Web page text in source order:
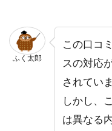
ふく太郎
この口コ
スの対応
されてい
しかし、
は異なる